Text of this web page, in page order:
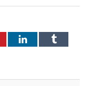
LinkedInTumblr